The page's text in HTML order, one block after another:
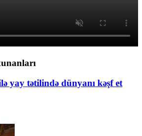
yay tətilində dünyanı kəşf et